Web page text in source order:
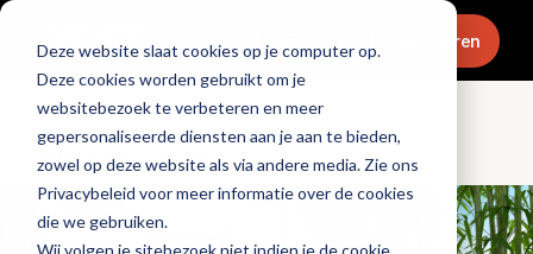
Deze website slaat cookies op je computer op.
Deze cookies worden gebruikt om je
websitebezoek te verbeteren en meer
gepersonaliseerde diensten aan je aan te bieden,
zowel op deze website als via andere media. Zie ons
Privacybeleid voor meer informatie over de cookies
die we gebruiken.
Wij volgen je sitebezoek niet indien je de cookie
Menu Abonneren
Openingen & design